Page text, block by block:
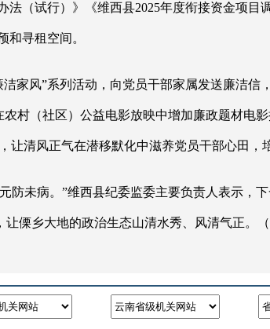
（试行）》《维西县2025年度衔接资金项
和寻租空间。
洁家风”系列活动，向党员干部家属发送廉洁
村（社区）公益电影放映中增加廉政题材电
清风正气在潜移默化中滋养党员干部心田，
防未病。”维西县纪委监委主要负责人表示，
傈乡大地的政治生态山清水秀、风清气正。（